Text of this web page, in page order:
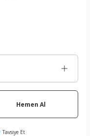
Hemen Al
Tavsiye Et